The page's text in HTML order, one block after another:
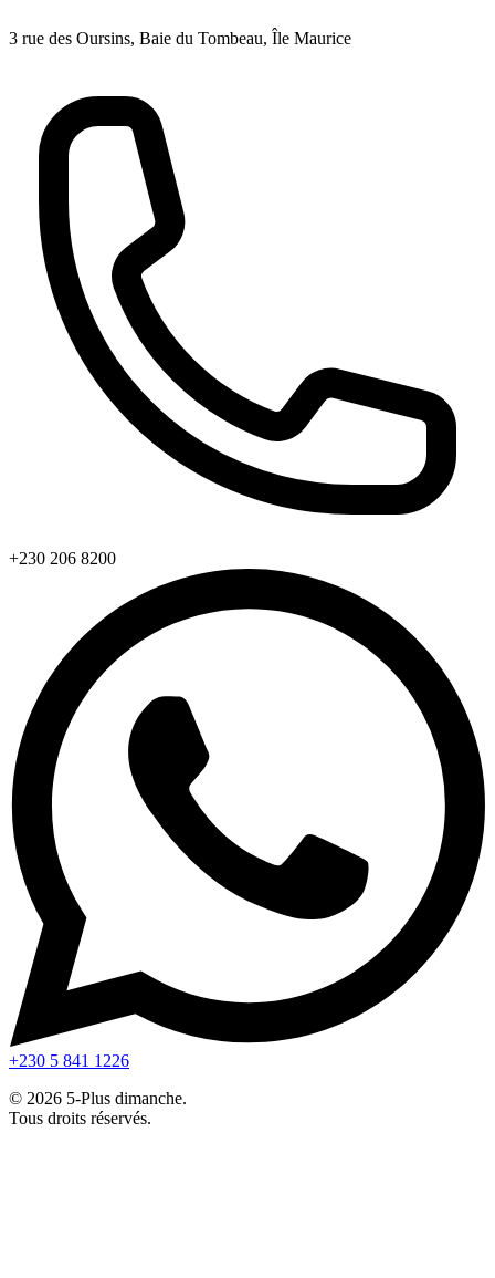
3 rue des Oursins, Baie du Tombeau, Île Maurice
+230 206 8200
+230 5 841 1226
© 2026 5-Plus dimanche.
Tous droits réservés.